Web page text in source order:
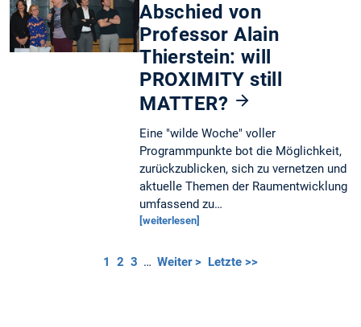
Abschied von
Professor Alain
Thierstein: will
PROXIMITY still
MATTER?
Eine "wilde Woche" voller
Programmpunkte bot die Möglichkeit,
zurückzublicken, sich zu vernetzen und
aktuelle Themen der Raumentwicklung
umfassend zu…
[weiterlesen]
1 2 3 … Weiter > Letzte >>